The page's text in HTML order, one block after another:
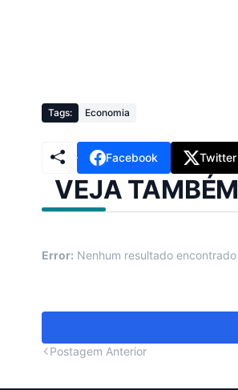
Tags: Economia
Facebook Twitter
VEJA TAMBÉM
Error: Nenhum resultado encontrado
Postagem Anterior